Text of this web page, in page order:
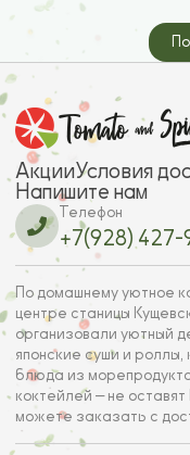
АкцииУсловия
Напишите нам
Телефон
+7(928) 427-
По домашнему уютное
центре станицы
организовали уютный
японские суши и
блюда из
коктейлей — не
можете заказать с